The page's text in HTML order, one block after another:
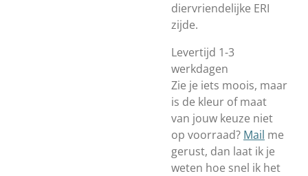
diervriendelijke ERI
zijde.
Levertijd 1-3
werkdagen
Zie je iets moois, maar
is de kleur of maat
van jouw keuze niet
op voorraad? Mail me
gerust, dan laat ik je
weten hoe snel ik het